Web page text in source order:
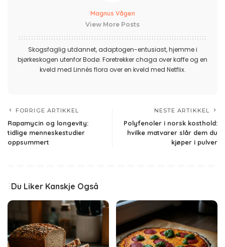
Magnus Vågen
View More Posts
Skogsfaglig utdannet, adaptogen-entusiast, hjemme i
bjørkeskogen utenfor Bodø. Foretrekker chaga over kaffe og en
kveld med Linnés flora over en kveld med Netflix.
FORRIGE ARTIKKEL
Rapamycin og longevity:
tidlige menneskestudier
oppsummert
NESTE ARTIKKEL
Polyfenoler i norsk kosthold:
hvilke matvarer slår dem du
kjøper i pulver
Du Liker Kanskje Også